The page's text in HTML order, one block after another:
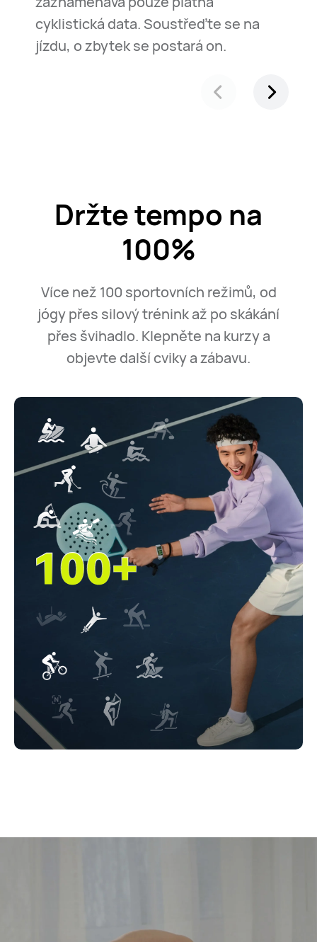
cyklistická data. Soustřeďte se na
jízdu, o zbytek se postará on.
Držte tempo na
100%
Více než 100 sportovních režimů, od
jógy přes silový trénink až po skákání
přes švihadlo. Klepněte na kurzy a
objevte další cviky a zábavu.